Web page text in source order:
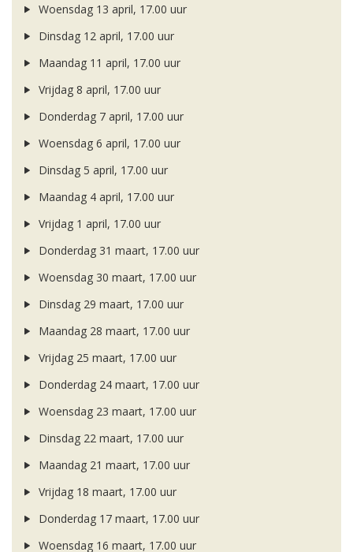
Woensdag 13 april, 17.00 uur
Dinsdag 12 april, 17.00 uur
Maandag 11 april, 17.00 uur
Vrijdag 8 april, 17.00 uur
Donderdag 7 april, 17.00 uur
Woensdag 6 april, 17.00 uur
Dinsdag 5 april, 17.00 uur
Maandag 4 april, 17.00 uur
Vrijdag 1 april, 17.00 uur
Donderdag 31 maart, 17.00 uur
Woensdag 30 maart, 17.00 uur
Dinsdag 29 maart, 17.00 uur
Maandag 28 maart, 17.00 uur
Vrijdag 25 maart, 17.00 uur
Donderdag 24 maart, 17.00 uur
Woensdag 23 maart, 17.00 uur
Dinsdag 22 maart, 17.00 uur
Maandag 21 maart, 17.00 uur
Vrijdag 18 maart, 17.00 uur
Donderdag 17 maart, 17.00 uur
Woensdag 16 maart, 17.00 uur